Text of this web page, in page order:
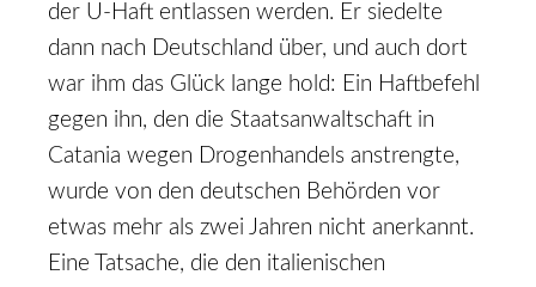
der U-Haft entlassen werden. Er siedelte
dann nach Deutschland über, und auch dort
war ihm das Glück lange hold: Ein Haftbefehl
gegen ihn, den die Staatsanwaltschaft in
Catania wegen Drogenhandels anstrengte,
wurde von den deutschen Behörden vor
etwas mehr als zwei Jahren nicht anerkannt.
Eine Tatsache, die den italienischen